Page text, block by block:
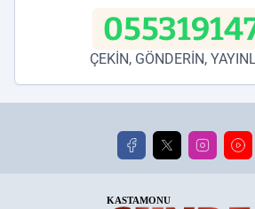
ÇEKİN, GÖNDERİN,